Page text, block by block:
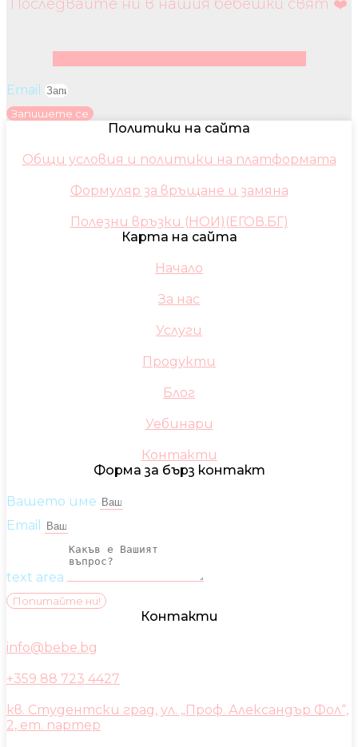
Последвайте ни в нашия бебешки свят ❤️
Email
Запишете се
Политики на сайта
Общи условия и политики на платформата
Формуляр за връщане и замяна
Полезни връзки (НОИ)(ЕГОВ.БГ)
Карта на сайта
Начало
За нас
Услуги
Продукти
Блог
Уебинари
Контакти
Форма за бърз контакт
Вашето име
Email
text area
Попитайте ни!
Контакти
info@bebe.bg
+359 88 723 4427
кв. Студентски град, ул. „Проф. Александър Фол“,
2, ет. партер